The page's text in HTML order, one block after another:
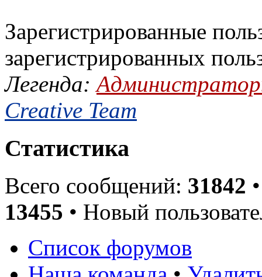
Зарегистрированные
зарегистрированных
Легенда:
Creative Team
Статистика
Всего сообщений: 31842
13455 • Новый
Список форумов